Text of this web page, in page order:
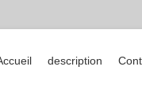
description